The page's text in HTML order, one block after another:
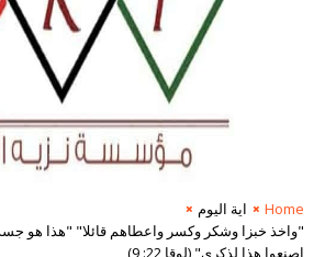
Home
اية اليوم
"واخذ خبزا وشكر وكسر واعطاهم قائلا" "هذا هو
اصنعوا هذا لذكري" (لوقا 22: 9)